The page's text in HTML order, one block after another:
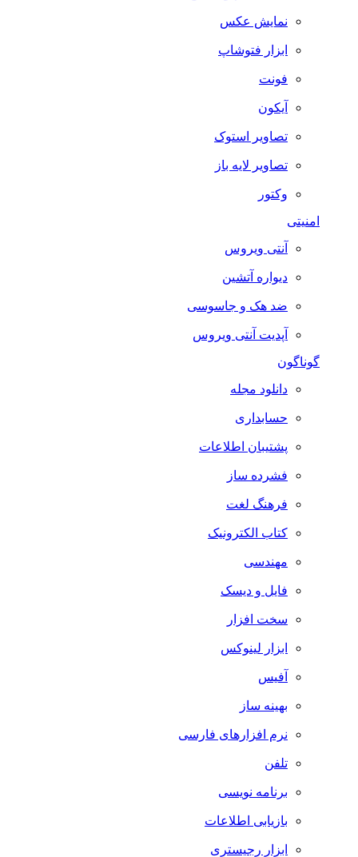
نمایش عکس
ابزار فتوشاپ
فونت
آیکون
تصاویر استوک
تصاویر لایه باز
وکتور
امنیتی
آنتی ویروس
دیواره آتشین
ضد هک و جاسوسی
آپدیت آنتی ویروس
گوناگون
دانلود مجله
حسابداری
پشتیبان اطلاعات
فشرده ساز
فرهنگ لغت
کتاب الکترونیک
مهندسی
فایل و دیسک
سخت افزار
ابزار لینوکس
آفیس
بهینه ساز
نرم افزارهای فارسی
تلفن
برنامه نویسی
بازیابی اطلاعات
ابزار رجیستری